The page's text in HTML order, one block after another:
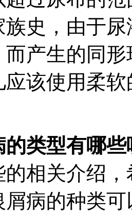
史，由于
而产生的同
该使用柔
的类型有哪些
的相关介绍
病的种类